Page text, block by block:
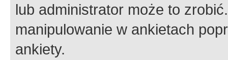
lub administrator może to
manipulowanie w ankietach
ankiety.